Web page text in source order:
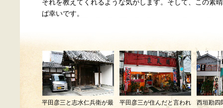
それを教えてくれるような気がします。そして、この素
ば幸いです。
平田彦三と志水仁兵衛が最
平田彦三が住んだと言われ
西垣勘四